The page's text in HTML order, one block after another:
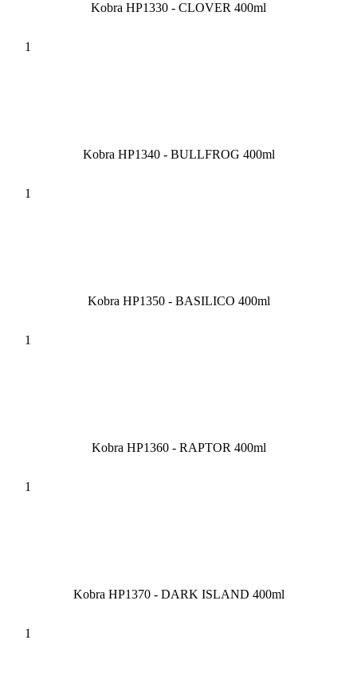
Kobra HP1330 - CLOVER 400ml
Kobra HP1340 - BULLFROG 400ml
Kobra HP1350 - BASILICO 400ml
Kobra HP1360 - RAPTOR 400ml
Kobra HP1370 - DARK ISLAND 400ml